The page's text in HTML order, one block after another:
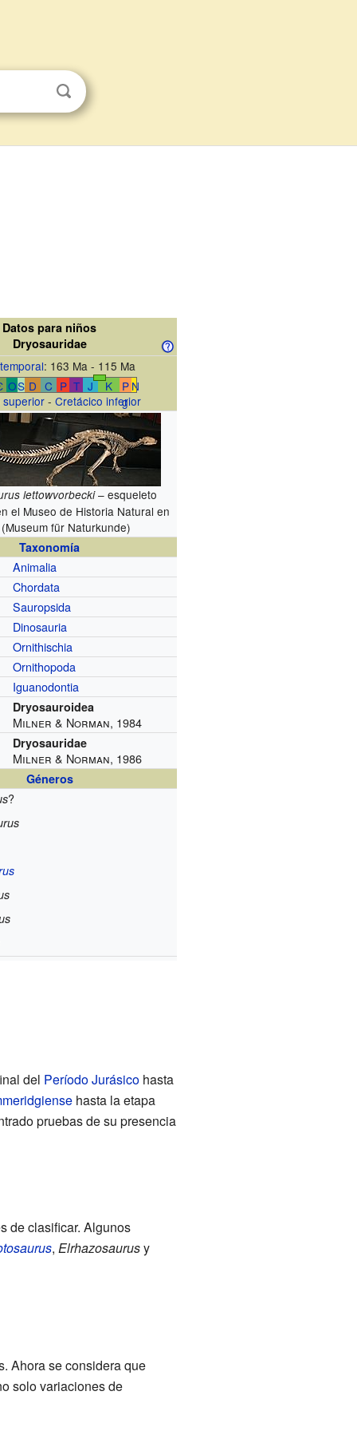
Datos para niños
Dryosauridae
: 163 Ma - 115 Ma
OS D C P T J K
P
g
N
superior -Cretácico inferior
lettowvorbecki– esqueleto
el Museo de Historia Natural en
für Naturkunde)
Taxonomía
Animalia
Chordata
Sauropsida
Dinosauria
Ornithischia
Ornithopoda
Iguanodontia
Dryosauroidea
Milner & Norman, 1984
Dryosauridae
Milner & Norman, 1986
Géneros
?
del Período Jurásicohasta
hasta la etapa
pruebas de su presencia
de clasificar. Algunos
, Elrhazosaurusy
Ahora se considera que
solo variaciones de